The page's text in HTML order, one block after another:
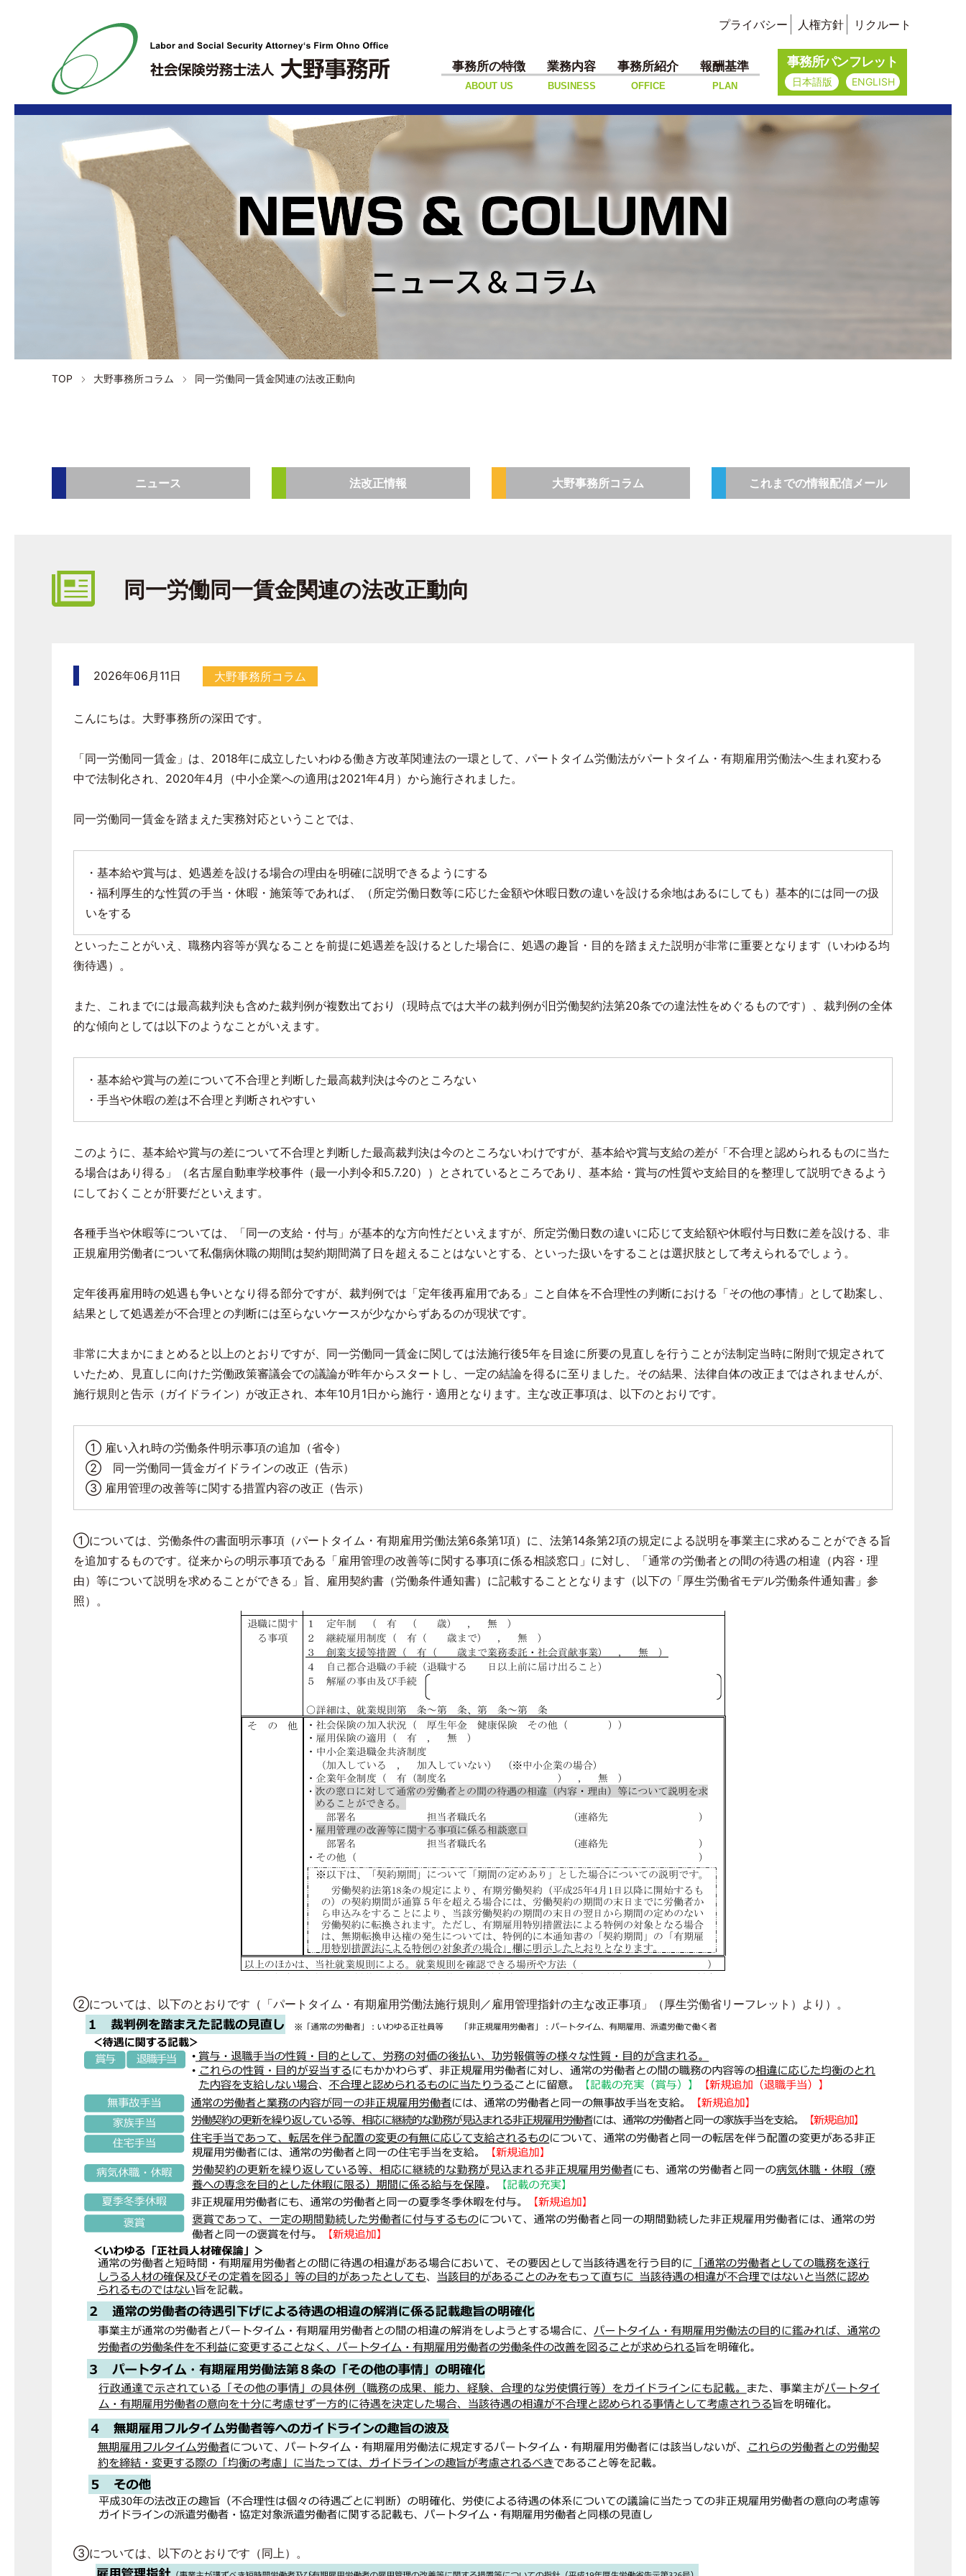
プライバシー 人権方針 リクルート
事務所の特徴
ABOUT US
業務内容
BUSINESS
事務所紹介
OFFICE
報酬基準
PLAN
事務所パンフレット
日本語版 ENGLISH
ニュース＆コラム
TOP 大野事務所コラム 同一労働同一賃金関連の法改正動向
ニュース 法改正情報 大野事務所コラム これまでの情報配信メール
同一労働同一賃金関連の法改正動向
2026年06月11日 大野事務所コラム
こんにちは。大野事務所の深田です。
「同一労働同一賃金」は、 2018年に成立したいわゆる働き方改革関連法の一環として、パートタイム労働法がパートタイム・有期雇用労働法へ生まれ変わる
中で法制化され、 2020年4月（中小企業への適用は2021年4月）から施行されました。
同一労働同一賃金を踏まえた実務対応ということでは、
・基本給や賞与は、処遇差を設ける場合の理由を明確に説明できるようにする
・福利厚生的な性質の手当・休暇・施策等であれば、（所定労働日数等に応じた金額や休暇日数の違いを設ける余地はあるにしても）基本的には同一の扱
いをする
といったことがいえ、職務内容等が異なることを前提に処遇差を設けるとした場合に、処遇の趣旨・目的を踏まえた説明が非常に重要となります（いわゆる均
衡待遇）。
また、これまでには最高裁判決も含めた裁判例が複数出ており（現時点では大半の裁判例が旧労働契約法第20条での違法性をめぐるものです）、裁判例の全体
的な傾向としては以下のようなことがいえます。
・基本給や賞与の差について不合理と判断した最高裁判決は今のところない
・手当や休暇の差は不合理と判断されやすい
このように、基本給や賞与の差について不合理と判断した最高裁判決は今のところないわけですが、基本給や賞与支給の差が「不合理と認められるものに当た
る場合はあり得る」（名古屋自動車学校事件（最一小判令和5.7.20））とされているところであり、基本給・賞与の性質や支給目的を整理して説明できるよう
にしておくことが肝要だといえます。
各種手当や休暇等については、「同一の支給・付与」が基本的な方向性だといえますが、所定労働日数の違いに応じて支給額や休暇付与日数に差を設ける、非
正規雇用労働者について私傷病休職の期間は契約期間満了日を超えることはないとする、といった扱いをすることは選択肢として考えられるでしょう。
定年後再雇用時の処遇も争いとなり得る部分ですが、裁判例では「定年後再雇用である」こと自体を不合理性の判断における「その他の事情」として勘案し、
結果として処遇差が不合理との判断には至らないケースが少なからずあるのが現状です。
非常に大まかにまとめると以上のとおりですが、同一労働同一賃金に関しては法施行後5年を目途に所要の見直しを行うことが法制定当時に附則で規定されて
いたため、見直しに向けた労働政策審議会での議論が昨年からスタートし、一定の結論を得るに至りました。その結果、法律自体の改正まではされませんが、
施行規則と告示（ガイドライン）が改正され、本年10 月 1日から施行・適用となります。主な改正事項は、以下のとおりです。
① 雇い入れ時の労働条件明示事項の追加（省令）
② 同一労働同一賃金ガイドラインの改正（告示）
③ 雇用管理の改善等に関する措置内容の改正（告示）
①については、労働条件の書面明示事項（パートタイム・有期雇用労働法第6条第1項）に、法第14条第2項の規定による説明を事業主に求めることができる旨
を追加するものです。従来からの明示事項である「雇用管理の改善等に関する事項に係る相談窓口」に対し、「通常の労働者との間の待遇の相違（内容・理
由）等について説明を求めることができる」旨、雇用契約書（労働条件通知書）に記載することとなります（以下の「厚生労働省モデル労働条件通知書」参
照）。
②については、以下のとおりです（「パートタイム・有期雇用労働法施行規則／雇用管理指針の主な改正事項」（厚生労働省リーフレット）より）。
③については、以下のとおりです（同上）。